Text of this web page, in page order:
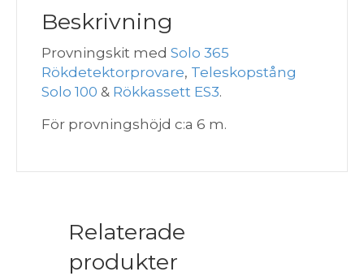
Extra
mängd
Beskrivning
Provningskit med Solo 365
Rökdetektorprovare, Teleskopstång
Solo 100 & Rökkassett ES3.
För provningshöjd c:a 6 m.
Relaterade
produkter